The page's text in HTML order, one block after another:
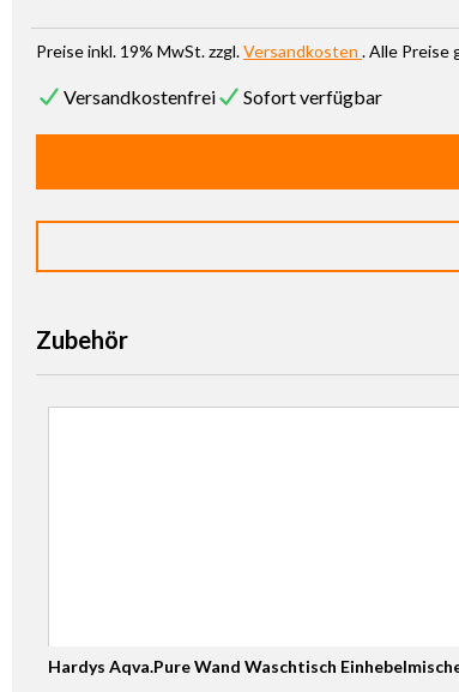
Preise inkl. 19% MwSt. zzgl.Versandkosten . Alle Preise
Versandkostenfrei Sofort verfügbar
Zubehör
Hardys Aqva.Pure Wand Waschtisch